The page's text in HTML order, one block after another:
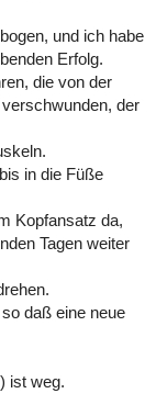
und ich habe
Erfolg.
die von der
der
in die Füße
Kopfansatz da,
Tagen weiter
daß eine neue
ist weg.